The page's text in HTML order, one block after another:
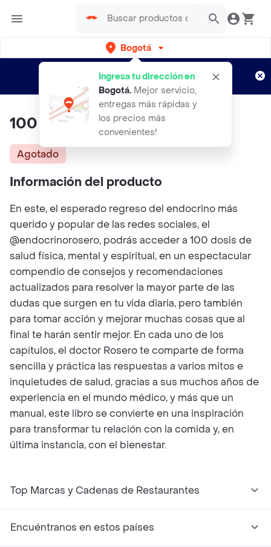
Bogotá
Ingresa tu dirección en
Bogotá. Mejor servicio,
entregas más rápidas y
los precios más
convenientes!
envíos gratis por semanas
Aplican TyC
100 Dosis De Bienestar
Agotado
Información del producto
En este, el esperado regreso del endocrino más
querido y popular de las redes sociales, el
@endocrinorosero, podrás acceder a 100 dosis de
salud física, mental y espiritual, en un espectacular
compendio de consejos y recomendaciones
actualizados para resolver la mayor parte de las
dudas que surgen en tu vida diaria, pero también
para tomar acción y mejorar muchas cosas que al
final te harán sentir mejor. En cada uno de los
capítulos, el doctor Rosero te comparte de forma
sencilla y práctica las respuestas a varios mitos e
inquietudes de salud, gracias a sus muchos años de
experiencia en el mundo médico, y más que un
manual, este libro se convierte en una inspiración
para transformar tu relación con la comida y, en
última instancia, con el bienestar.
Top Marcas y Cadenas de Restaurantes
Encuéntranos en estos países